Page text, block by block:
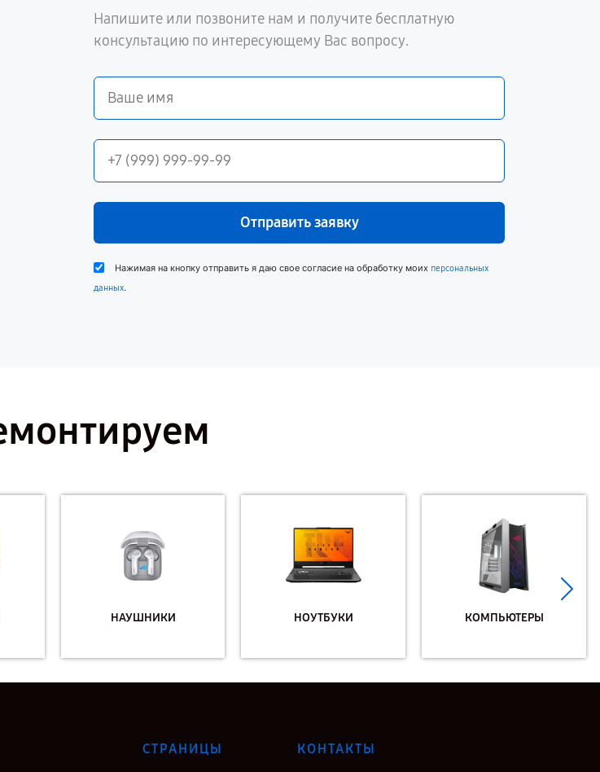
Напишите или позвоните нам и получите бесплатную
консультацию по интересующему Вас вопросу.
Отправить заявку
Нажимая на кнопку отправить я даю свое согласие на обработку моих персональных
данных.
НАУШНИКИ НОУТБУКИ КОМПЬЮТЕРЫ
СТРАНИЦЫ КОНТАКТЫ